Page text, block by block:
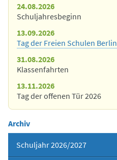
24.08.2026
Schuljahresbeginn
13.09.2026
Tag der Freien Schulen
31.08.2026
Klassenfahrten
13.11.2026
Tag der offenen Tür 2026
Archiv
Schuljahr 2026/2027